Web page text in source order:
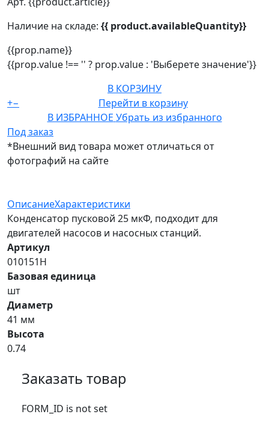
Наличие на складе: {{ product.availableQuantity}}
{{prop.name}}
{{prop.value !== '' ? prop.value : 'Выберете значение'}}
В КОРЗИНУ
+−
Перейти в корзину
В ИЗБРАННОЕ Убрать из избранного
Под заказ
*Внешний вид товара может отличаться от
фотографий на сайте
ОписаниеХарактеристики
Конденсатор пусковой 25 мкФ, подходит для
двигателей насосов и насосных станций.
Артикул
010151Н
Базовая единица
шт
Диаметр
41 мм
Высота
0.74
Заказать товар
FORM_ID is not set